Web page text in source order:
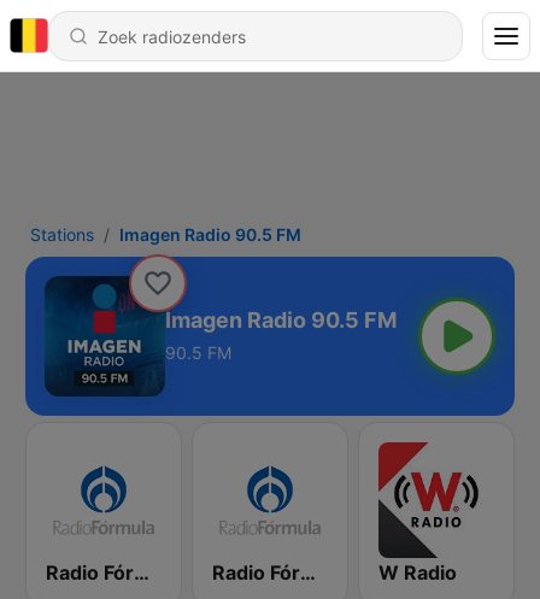
Stations Imagen Radio 90.5 FM
Imagen Radio 90.5 FM
90.5 FM
Radio Fórmula 104.1 FM Radio Fórmula 103.3 FM W Radio